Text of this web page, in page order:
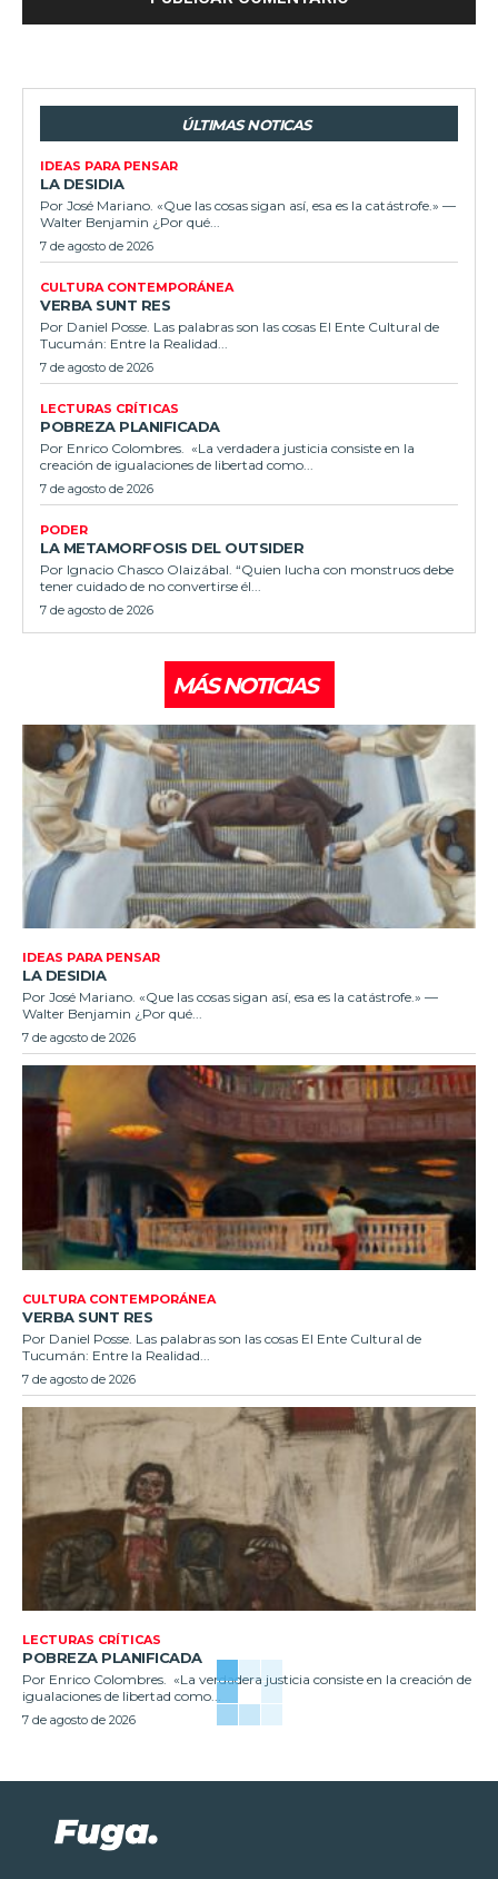
ÚLTIMAS NOTICAS
IDEAS PARA PENSAR
LA DESIDIA
Por José Mariano. «Que las cosas sigan así, esa es la catástrofe.» —
Walter Benjamin ¿Por qué...
7 de agosto de 2026
CULTURA CONTEMPORÁNEA
VERBA SUNT RES
Por Daniel Posse. Las palabras son las cosas El Ente Cultural de
Tucumán: Entre la Realidad...
7 de agosto de 2026
LECTURAS CRÍTICAS
POBREZA PLANIFICADA
Por Enrico Colombres. «La verdadera justicia consiste en la
creación de igualaciones de libertad como...
7 de agosto de 2026
PODER
LA METAMORFOSIS DEL OUTSIDER
Por Ignacio Chasco Olaizábal. “Quien lucha con monstruos debe
tener cuidado de no convertirse él...
7 de agosto de 2026
MÁS NOTICIAS
IDEAS PARA PENSAR
LA DESIDIA
Por José Mariano. «Que las cosas sigan así, esa es la catástrofe.» —
Walter Benjamin ¿Por qué...
7 de agosto de 2026
CULTURA CONTEMPORÁNEA
VERBA SUNT RES
Por Daniel Posse. Las palabras son las cosas El Ente Cultural de
Tucumán: Entre la Realidad...
7 de agosto de 2026
LECTURAS CRÍTICAS
POBREZA PLANIFICADA
Por Enrico Colombres. «La verdadera justicia consiste en la creación de
igualaciones de libertad como...
7 de agosto de 2026